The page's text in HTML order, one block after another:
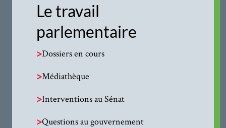
Le travail
parlementaire
>Dossiers en cours
>Médiathèque
>Interventions au Sénat
>Questions au gouvernement